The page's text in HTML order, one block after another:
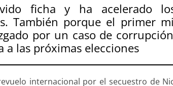
ficha y ha acelerado
También porque el primer
por un caso de
a las próximas elecciones
internacional por el secuestro de